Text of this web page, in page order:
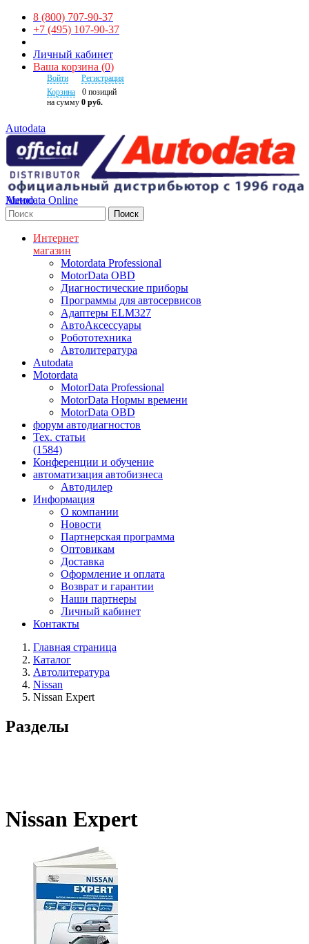
8 (800) 707-90-37
+7 (495) 107-90-37
Личный кабинет
Ваша корзина (0)
Войти
Регистрация
Корзина
0 позиций
на сумму 0 руб.
Autodata
Autodata Online
Меню
Поиск
Интернет
магазин
Motordata Professional
MotorData OBD
Диагностические приборы
Программы для автосервисов
Адаптеры ELM327
АвтоАксессуары
Робототехника
Автолитература
Autodata
Motordata
MotorData Professional
MotorData Нормы времени
MotorData OBD
форум автодиагностов
Тех. статьи
(1584)
Конференции и обучение
автоматизация автобизнеса
Автодилер
Информация
О компании
Новости
Партнерская программа
Оптовикам
Доставка
Оформление и оплата
Возврат и гарантии
Наши партнеры
Личный кабинет
Контакты
Главная страница
Каталог
Автолитература
Nissan
Nissan Expert
Разделы
Nissan Expert